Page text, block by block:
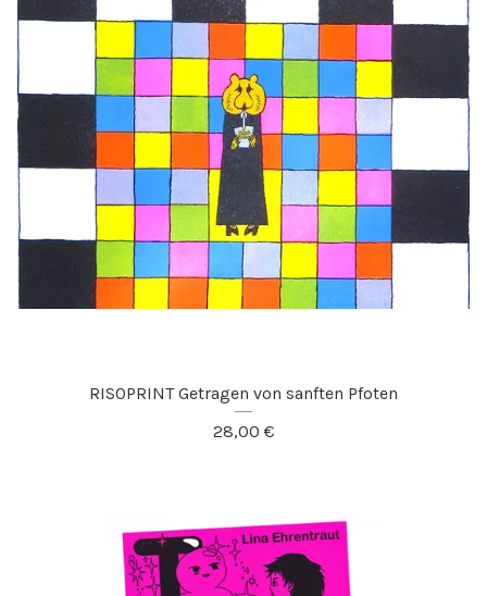
RISOPRINT Getragen von sanften Pfoten
28,00 €